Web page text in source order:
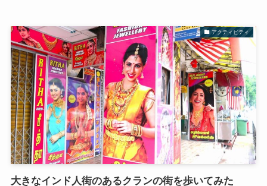
アクティビティ
大きなインド人街のあるクランの街を歩いてみた